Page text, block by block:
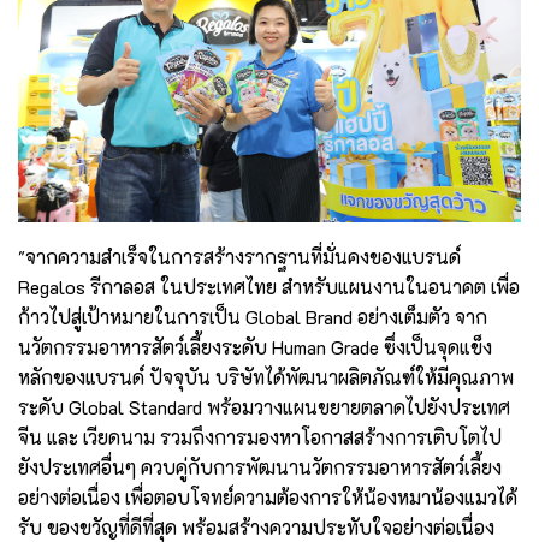
"จากความสำเร็จในการสร้างรากฐานที่มั่นคงของแบรนด์
Regalos รีกาลอส ในประเทศไทย สำหรับแผนงานในอนาคต เพื่อ
ก้าวไปสู่เป้าหมายในการเป็น Global Brand อย่างเต็มตัว จาก
นวัตกรรมอาหารสัตว์เลี้ยงระดับ Human Grade ซึ่งเป็นจุดแข็ง
หลักของแบรนด์ ปัจจุบัน บริษัทได้พัฒนาผลิตภัณฑ์ให้มีคุณภาพ
ระดับ Global Standard พร้อมวางแผนขยายตลาดไปยังประเทศ
จีน และ เวียดนาม รวมถึงการมองหาโอกาสสร้างการเติบโตไป
ยังประเทศอื่นๆ ควบคู่กับการพัฒนานวัตกรรมอาหารสัตว์เลี้ยง
อย่างต่อเนื่อง เพื่อตอบโจทย์ความต้องการให้น้องหมาน้องแมวได้
รับ ของขวัญที่ดีที่สุด พร้อมสร้างความประทับใจอย่างต่อเนื่อง